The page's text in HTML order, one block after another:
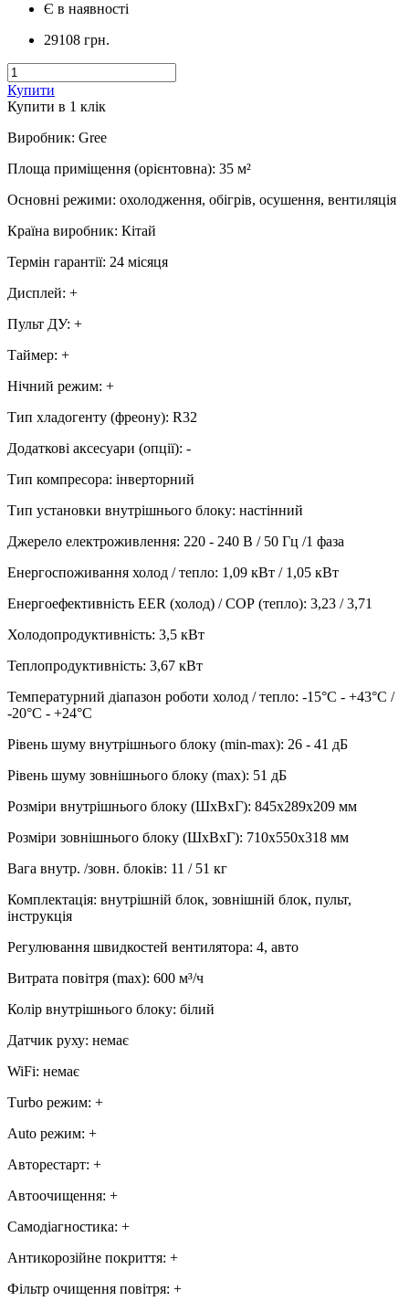
Є в наявності
29108 грн.
Купити
Купити в 1 клiк
Виробник: Gree
Площа приміщення (орієнтовна): 35 м²
Основні режими: охолодження, обігрів, осушення, вентиляція
Країна виробник: Кітай
Термін гарантії: 24 місяця
Дисплей: +
Пульт ДУ: +
Таймер: +
Нічний режим: +
Тип хладогенту (фреону): R32
Додаткові аксесуари (опції): -
Тип компресора: інверторний
Тип установки внутрішнього блоку: настінний
Джерело електроживлення: 220 - 240 В / 50 Гц /1 фаза
Енергоспоживання холод / тепло: 1,09 кВт / 1,05 кВт
Енергоефективність EER (холод) / СОР (тепло): 3,23 / 3,71
Холодопродуктивність: 3,5 кВт
Теплопродуктивність: 3,67 кВт
Температурний діапазон роботи холод / тепло: -15°С - +43°С /
-20°С - +24°С
Рівень шуму внутрішнього блоку (min-max): 26 - 41 дБ
Рівень шуму зовнішнього блоку (max): 51 дБ
Розміри внутрішнього блоку (ШхВхГ): 845x289x209 мм
Розміри зовнішнього блоку (ШхВхГ): 710x550x318 мм
Вага внутр. /зовн. блоків: 11 / 51 кг
Комплектація: внутрішній блок, зовнішній блок, пульт,
інструкція
Регулювання швидкостей вентилятора: 4, авто
Витрата повітря (max): 600 м³/ч
Колір внутрішнього блоку: білий
Датчик руху: немає
WiFi: немає
Тurbo режим: +
Аuto режим: +
Авторестарт: +
Автоочищення: +
Самодіагностика: +
Антикорозійне покриття: +
Фільтр очищення повітря: +